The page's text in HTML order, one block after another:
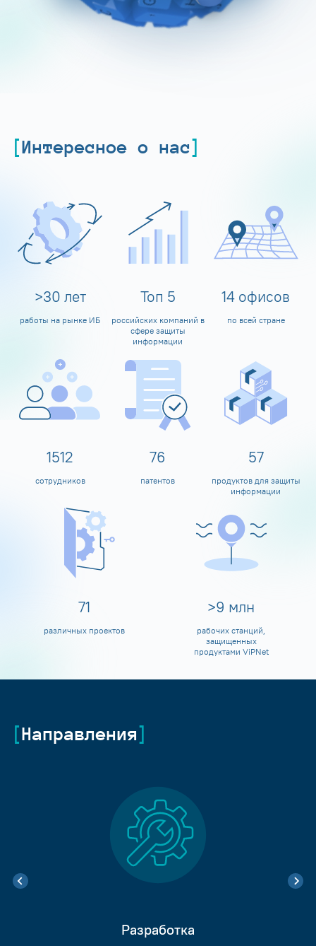
Интересное о нас
>30 лет
работы на рынке ИБ
Топ 5
российских компаний в
сфере защиты
информации
14 офисов
по всей стране
1600
сотрудников
80
патентов
60
продуктов для защиты
информации
80
различных проектов
>10 млн
рабочих станций,
защищенных
продуктами ViPNet
Направления
Разработка